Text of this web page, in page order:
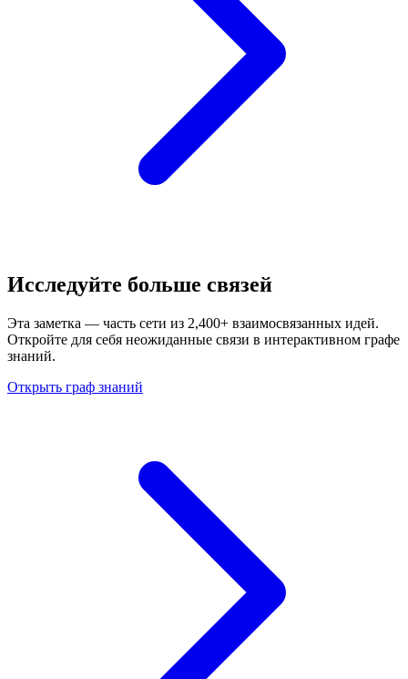
Исследуйте больше связей
Эта заметка — часть сети из 2,400+ взаимосвязанных идей.
Откройте для себя неожиданные связи в интерактивном графе
знаний.
Открыть граф знаний